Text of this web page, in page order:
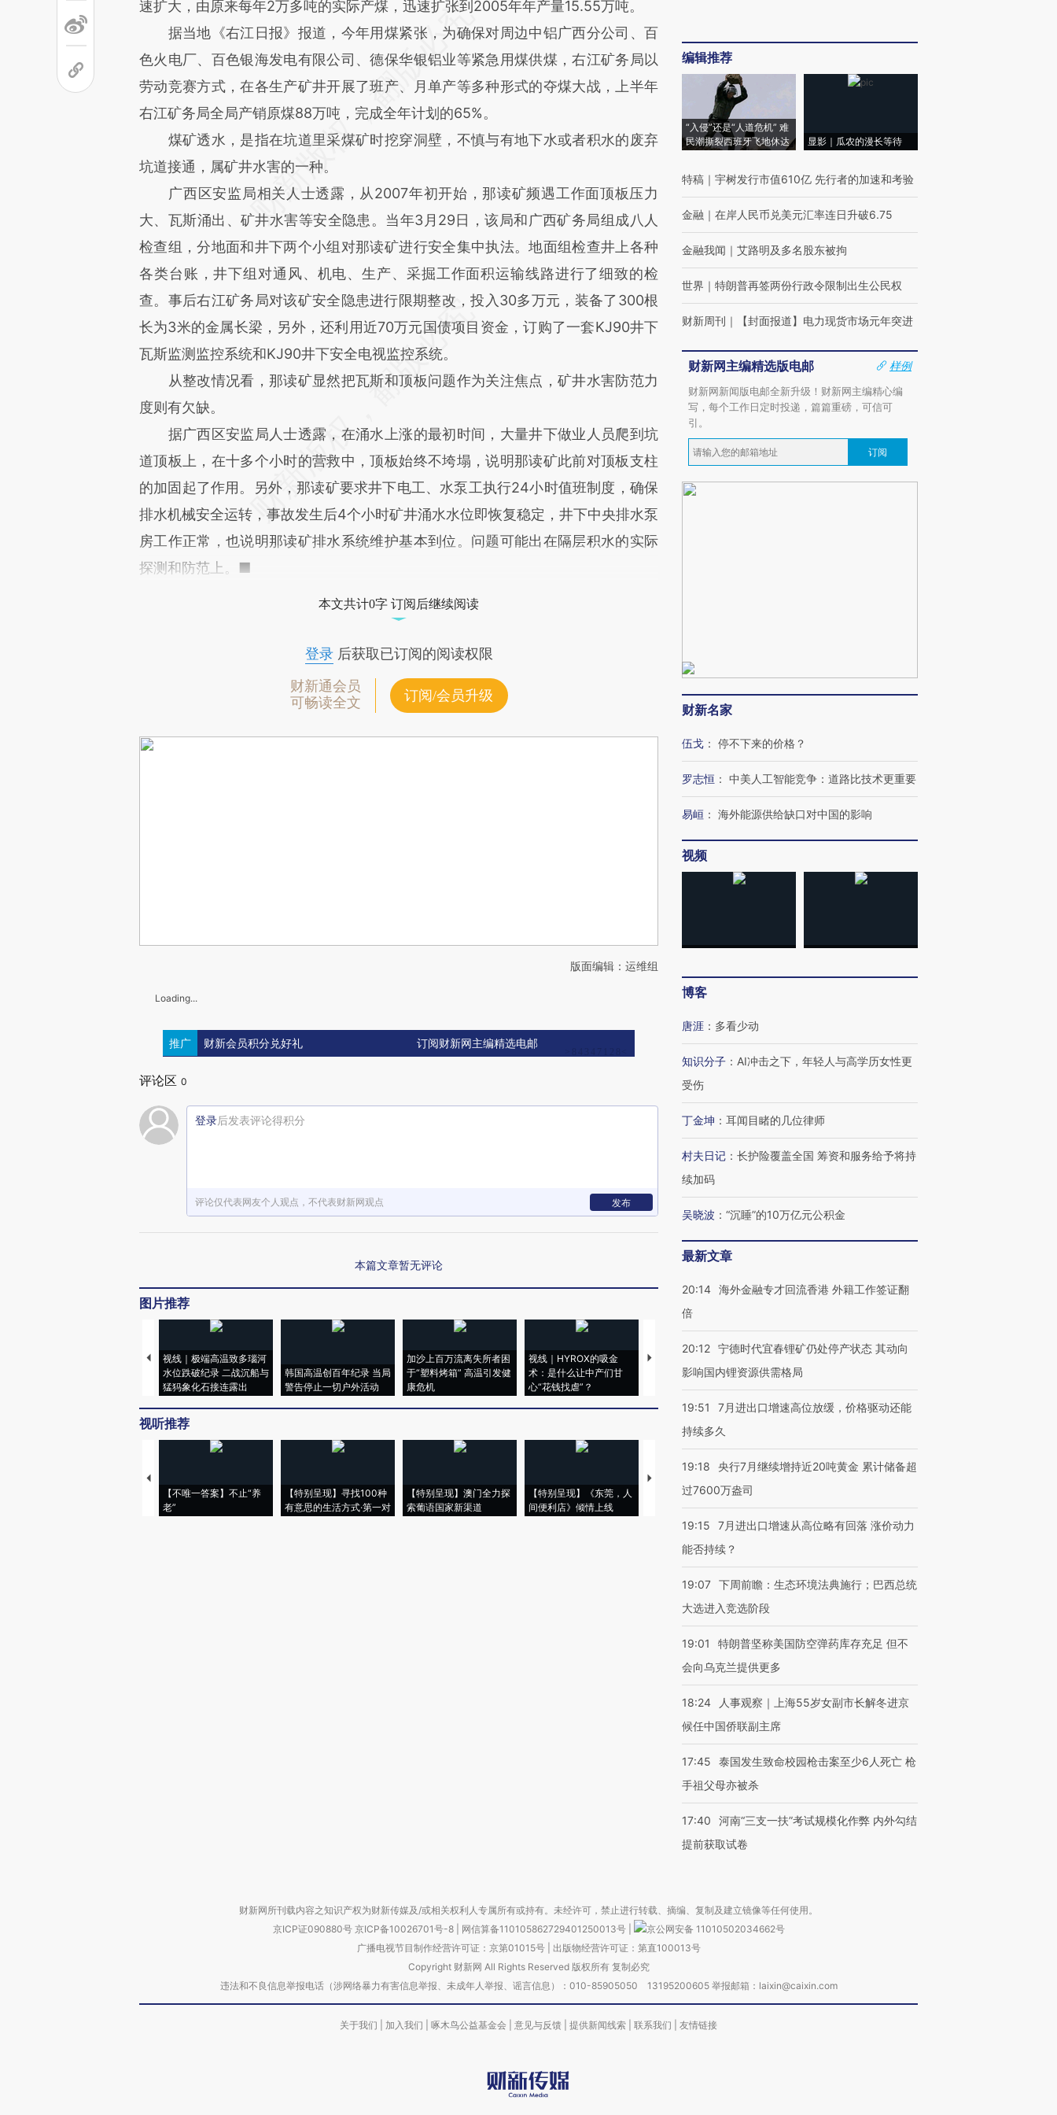
速扩大，由原来每年2万多吨的实际产煤，迅速扩张到2005年年产量15.55万吨。
据当地《右江日报》报道，今年用煤紧张，为确保对周边中铝广西分公司、百
色火电厂、百色银海发电有限公司、德保华银铝业等紧急用煤供煤，右江矿务局以
劳动竞赛方式，在各生产矿井开展了班产、月单产等多种形式的夺煤大战，上半年
右江矿务局全局产销原煤88万吨，完成全年计划的65%。
煤矿透水，是指在坑道里采煤矿时挖穿洞壁，不慎与有地下水或者积水的废弃
坑道接通，属矿井水害的一种。
广西区安监局相关人士透露，从2007年初开始，那读矿频遇工作面顶板压力
大、瓦斯涌出、矿井水害等安全隐患。当年3月29日，该局和广西矿务局组成八人
检查组，分地面和井下两个小组对那读矿进行安全集中执法。地面组检查井上各种
各类台账，井下组对通风、机电、生产、采掘工作面积运输线路进行了细致的检
查。事后右江矿务局对该矿安全隐患进行限期整改，投入30多万元，装备了300根
长为3米的金属长梁，另外，还利用近70万元国债项目资金，订购了一套KJ90井下
瓦斯监测监控系统和KJ90井下安全电视监控系统。
从整改情况看，那读矿显然把瓦斯和顶板问题作为关注焦点，矿井水害防范力
度则有欠缺。
据广西区安监局人士透露，在涌水上涨的最初时间，大量井下做业人员爬到坑
道顶板上，在十多个小时的营救中，顶板始终不垮塌，说明那读矿此前对顶板支柱
的加固起了作用。另外，那读矿要求井下电工、水泵工执行24小时值班制度，确保
排水机械安全运转，事故发生后4个小时矿井涌水水位即恢复稳定，井下中央排水泵
房工作正常，也说明那读矿排水系统维护基本到位。问题可能出在隔层积水的实际
探测和防范上。■
本文共计0字 订阅后继续阅读
登录后获取已订阅的阅读权限
财新通会员
可畅读全文
订阅/会员升级
版面编辑：运维组
Loading...
推广 财新会员积分兑好礼 订阅财新网主编精选电邮
评论区 0
登录后发表评论得积分
评论仅代表网友个人观点，不代表财新网观点 发布
本篇文章暂无评论
图片推荐
视线｜极端高温致多瑙河
水位跌破纪录 二战沉船与
猛犸象化石接连露出
韩国高温创百年纪录 当局
警告停止一切户外活动
加沙上百万流离失所者困
于“塑料烤箱” 高温引发健
康危机
视线｜HYROX的吸金
术：是什么让中产们甘
心“花钱找虐”？
马航飞行员跨国走私7万
粒摇头丸 尿检体内含3种
度Z世代 用街头抗争将教
育部长拱下台
飞地休达
视听推荐
【不唯一答案】不止“养
老”
【特别呈现】寻找100种
有意思的生活方式·第一对
【特别呈现】澳门全力探
索葡语国家新渠道
【特别呈现】《东莞，人
间便利店》倾情上线
【推广】走进第四届链博
会，让数智科技“链”接产
有意思的生活方式·第三对
住三大增长引擎是什么？
编辑推荐
“入侵”还是“人道危机” 难
民潮撕裂西班牙飞地休达
显影｜瓜农的漫长等待
特稿 ｜ 宇树发行市值610亿 先行者的加速和考验
金融 ｜ 在岸人民币兑美元汇率连日升破6.75
金融我闻 ｜ 艾路明及多名股东被拘
世界 ｜ 特朗普再签两份行政令限制出生公民权
财新周刊 ｜ 【封面报道】电力现货市场元年突进
财新网主编精选版电邮
样例
财新网新闻版电邮全新升级！财新网主编精心编
写，每个工作日定时投递，篇篇重磅，可信可
引。
订阅
财新名家
伍戈 ： 停不下来的价格？
罗志恒 ： 中美人工智能竞争：道路比技术更重要
易峘 ： 海外能源供给缺口对中国的影响
视频
博客
唐涯 ： 多看少动
知识分子 ： AI冲击之下，年轻人与高学历女性更
受伤
丁金坤 ： 耳闻目睹的几位律师
村夫日记 ： 长护险覆盖全国 筹资和服务给予将持
续加码
吴晓波 ： “沉睡”的10万亿元公积金
最新文章
20:14 海外金融专才回流香港 外籍工作签证翻
倍
20:12 宁德时代宜春锂矿仍处停产状态 其动向
影响国内锂资源供需格局
19:51
7月进出口增速高位放缓，价格驱动还能
持续多久
19:18
央行7月继续增持近20吨黄金 累计储备超
过7600万盎司
19:15
7月进出口增速从高位略有回落 涨价动力
能否持续？
19:07 下周前瞻：生态环境法典施行；巴西总统
大选进入竞选阶段
19:01
特朗普坚称美国防空弹药库存充足 但不
会向乌克兰提供更多
18:24
人事观察｜上海55岁女副市长解冬进京
候任中国侨联副主席
17:45
泰国发生致命校园枪击案至少6人死亡 枪
手祖父母亦被杀
17:40
河南“三支一扶”考试规模化作弊 内外勾结
提前获取试卷
财新网所刊载内容之知识产权为财新传媒及/或相关权利人专属所有或持有。未经许可，禁止进行转载、摘编、复制及建立镜像等任何使用。
京ICP证090880号 京ICP备10026701号-8 网信算备110105862729401250013号
京公网安备 11010502034662号
广播电视节目制作经营许可证：京第01015号| 出版物经营许可证：第直100013号
Copyright 财新网 All Rights Reserved 版权所有 复制必究
违法和不良信息举报电话（涉网络暴力有害信息举报、未成年人举报、谣言信息）：010-85905050 13195200605 举报邮箱：laixin@caixin.com
关于我们 加入我们 啄木鸟公益基金会 意见与反馈 提供新闻线索 联系我们 友情链接